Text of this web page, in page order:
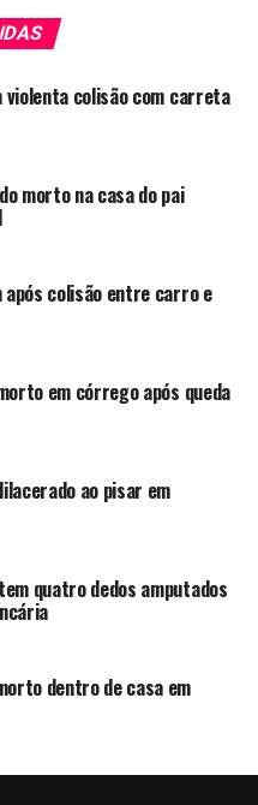
colisão com carreta
morto na casa do pai
colisão entre carro e
em córrego após queda
ao pisar em
quatro dedos amputados
dentro de casa em